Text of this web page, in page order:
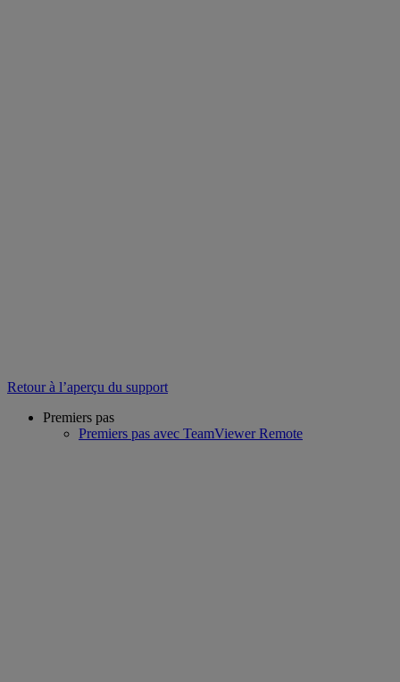
Retour à l’aperçu du support
Premiers pas
Premiers pas avec TeamViewer Remote